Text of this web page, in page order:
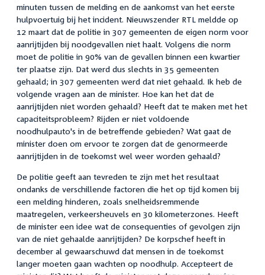
minuten tussen de melding en de aankomst van het eerste
hulpvoertuig bij het incident. Nieuwszender RTL meldde op
12 maart dat de politie in 307 gemeenten de eigen norm voor
aanrijtijden bij noodgevallen niet haalt. Volgens die norm
moet de politie in 90% van de gevallen binnen een kwartier
ter plaatse zijn. Dat werd dus slechts in 35 gemeenten
gehaald; in 307 gemeenten werd dat niet gehaald. Ik heb de
volgende vragen aan de minister. Hoe kan het dat de
aanrijtijden niet worden gehaald? Heeft dat te maken met het
capaciteitsprobleem? Rijden er niet voldoende
noodhulpauto's in de betreffende gebieden? Wat gaat de
minister doen om ervoor te zorgen dat de genormeerde
aanrijtijden in de toekomst wel weer worden gehaald?
De politie geeft aan tevreden te zijn met het resultaat
ondanks de verschillende factoren die het op tijd komen bij
een melding hinderen, zoals snelheidsremmende
maatregelen, verkeersheuvels en 30 kilometerzones. Heeft
de minister een idee wat de consequenties of gevolgen zijn
van de niet gehaalde aanrijtijden? De korpschef heeft in
december al gewaarschuwd dat mensen in de toekomst
langer moeten gaan wachten op noodhulp. Accepteert de